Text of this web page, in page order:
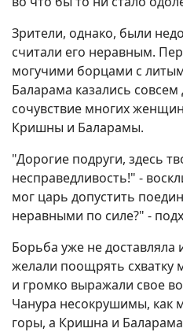
Зрители, однако, были
считали его неравным.
могучими борцами с
Баларама казались
сочувствие многих
Кришны и Баларамы.
"Дорогие подруги, здесь
несправедливость!" -
мог царь допустить
неравными по силе?" -
Борьба уже не
желали поощрять
и громко выражали свое
Чанура несокрушимы, как
горы, а Кришна и